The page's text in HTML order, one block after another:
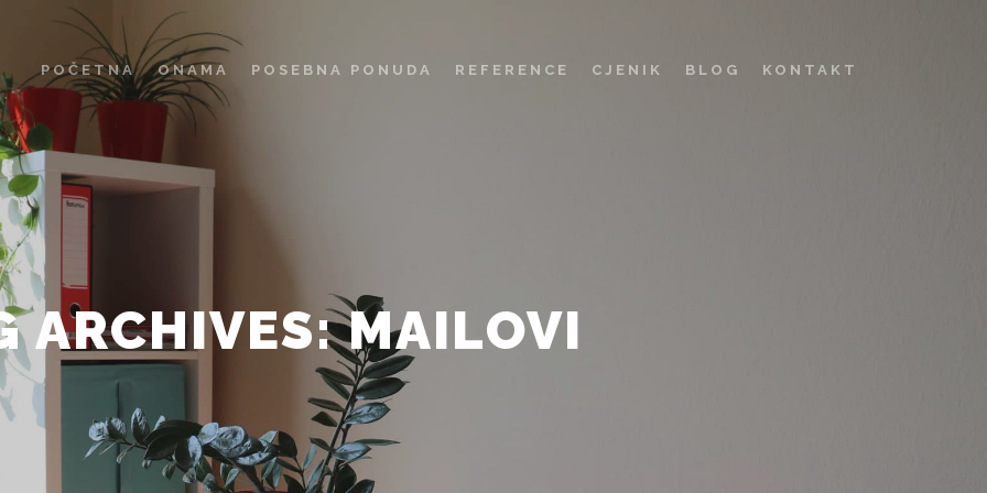
POČETNA ONAMA POSEBNA PONUDA REFERENCE CJENIK BLOG KONTAKT
ARCHIVES:MAILOVI